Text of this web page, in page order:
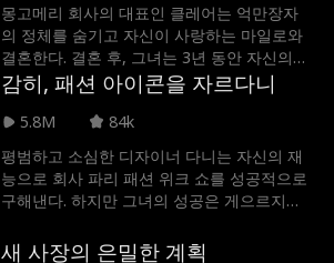
포프에게 반하게 될까요?
몽고메리 회사의 대표인 클레어는 억만장자
의 정체를 숨기고 자신이 사랑하는 마일로와
결혼한다. 결혼 후, 그녀는 3년 동안 자신의
부와 인맥을 이용해 마일로의 커리어를 아낌
없이 지원해 준다. 하지만 마일로는 성공을 거
의 앞두고 스텔라와 바람을 피운다. 이를 알게
된 클레어는 마일로와 이혼한 후, 억만장자의
신분으로 다시 그의 앞에 나타난다. 클레어는
마일로를 향한 모든 지원을 철회하여 마일로
에게 뼈저린 후회를 안겨준다!
감히, 패션 아이콘을 자르다니
5.8M
84k
평범하고 소심한 디자이너 다니는 자신의 재
능으로 회사 파리 패션 위크 쇼를 성공적으로
구해낸다. 하지만 그녀의 성공은 게으르지만
어 브린은 사장의 권력욕 넘치는 딸과 손잡고
새 사장의 은밀한 계획